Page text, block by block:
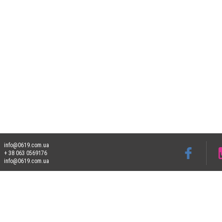
info@0619.com.ua
+ 38 063 0569176
info@0619.com.ua